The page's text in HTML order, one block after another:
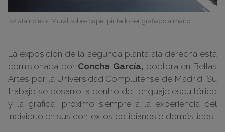
«Plata no es». Mural sobre papel pintado serigrafiado a mano.
La exposición de la segunda planta ala derecha está
comisionada por Concha García, doctora en Bellas
Artes por la Universidad Complutense de Madrid. Su
trabajo se desarrolla dentro del lenguaje escultórico
y la gráfica, próximo siempre a la experiencia del
individuo en sus contextos cotidianos o domésticos.